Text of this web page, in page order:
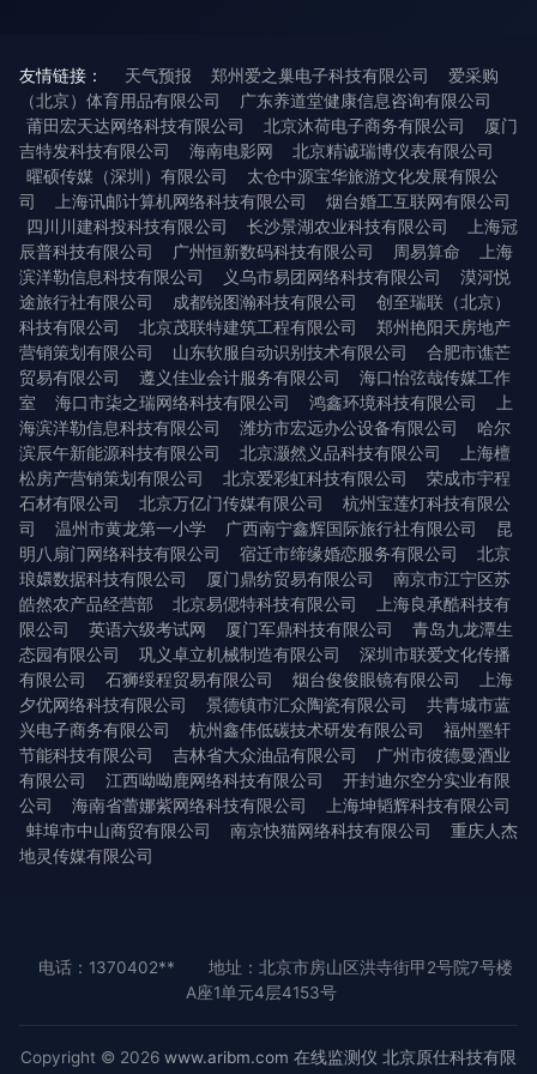
友情链接： 天气预报 郑州爱之巢电子科技有限公司
爱采购
（北京）体育用品有限公司
广东养道堂健康信息咨询有限公司
莆田宏天达网络科技有限公司
北京沐荷电子商务有限公司
厦门
吉特发科技有限公司
海南电影网
北京精诚瑞博仪表有限公司
曜硕传媒（深圳）有限公司
太仓中源宝华旅游文化发展有限公
司
上海讯邮计算机网络科技有限公司
烟台婚工互联网有限公司
四川川建科投科技有限公司
长沙景湖农业科技有限公司
上海冠
辰普科技有限公司
广州恒新数码科技有限公司 周易算命
上海
滨洋勒信息科技有限公司
义乌市易团网络科技有限公司
漠河悦
途旅行社有限公司
成都锐图瀚科技有限公司
创至瑞联（北京）
科技有限公司
北京茂联特建筑工程有限公司
郑州艳阳天房地产
营销策划有限公司
山东软服自动识别技术有限公司
合肥市谯芒
贸易有限公司
遵义佳业会计服务有限公司
海口怡弦哉传媒工作
室
海口市柒之瑞网络科技有限公司 鸿鑫环境科技有限公司
上
海滨洋勒信息科技有限公司
潍坊市宏远办公设备有限公司
哈尔
滨辰午新能源科技有限公司
北京灏然义品科技有限公司
上海檀
松房产营销策划有限公司
北京爱彩虹科技有限公司
荣成市宇程
石材有限公司
北京万亿门传媒有限公司
杭州宝莲灯科技有限公
司
温州市黄龙第一小学 广西南宁鑫辉国际旅行社有限公司
昆
明八扇门网络科技有限公司
宿迁市缔缘婚恋服务有限公司
北京
琅嬛数据科技有限公司
厦门鼎纺贸易有限公司
南京市江宁区苏
皓然农产品经营部
北京易偲特科技有限公司
上海良承酷科技有
限公司
英语六级考试网 厦门军鼎科技有限公司
青岛九龙潭生
态园有限公司
巩义卓立机械制造有限公司
深圳市联爱文化传播
有限公司
石狮绥程贸易有限公司 烟台俊俊眼镜有限公司
上海
夕优网络科技有限公司
景德镇市汇众陶瓷有限公司
共青城市蓝
兴电子商务有限公司
杭州鑫伟低碳技术研发有限公司
福州墨轩
节能科技有限公司
吉林省大众油品有限公司
广州市彼德曼酒业
有限公司
江西呦呦鹿网络科技有限公司
开封迪尔空分实业有限
公司
海南省蕾娜紫网络科技有限公司
上海坤韬辉科技有限公司
蚌埠市中山商贸有限公司
南京快猫网络科技有限公司
重庆人杰
地灵传媒有限公司
电话：1370402**
地址：北京市房山区洪寺街甲2号院7号楼
A座1单元4层4153号
Copyright © 2026 www.aribm.com 在线监测仪 北京原仕科技有限